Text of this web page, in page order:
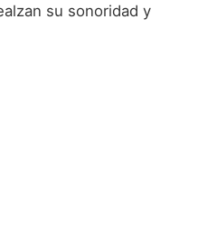
su sonoridad y